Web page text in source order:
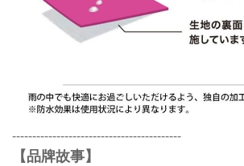
------------------------------------------
【品牌故事】